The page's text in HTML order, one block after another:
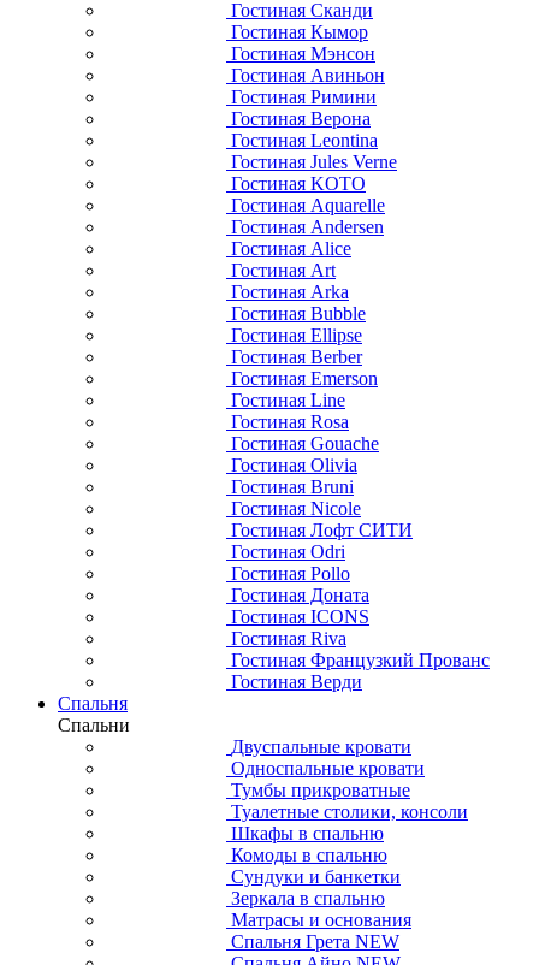
Гостиная Сканди
Гостиная Кымор
Гостиная Мэнсон
Гостиная Авиньон
Гостиная Римини
Гостиная Верона
Гостиная Leontina
Гостиная Jules Verne
Гостиная KOTO
Гостиная Aquarelle
Гостиная Andersen
Гостиная Alice
Гостиная Art
Гостиная Arka
Гостиная Bubble
Гостиная Ellipse
Гостиная Berber
Гостиная Emerson
Гостиная Line
Гостиная Rosa
Гостиная Gouache
Гостиная Olivia
Гостиная Bruni
Гостиная Nicole
Гостиная Лофт СИТИ
Гостиная Odri
Гостиная Pollo
Гостиная Доната
Гостиная ICONS
Гостиная Riva
Гостиная Французкий Прованс
Гостиная Верди
Спальня
Спальни
Двуспальные кровати
Односпальные кровати
Тумбы прикроватные
Туалетные столики, консоли
Шкафы в спальню
Комоды в спальню
Сундуки и банкетки
Зеркала в спальню
Матрасы и основания
Спальня Грета NEW